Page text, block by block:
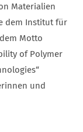
Materialien
dem Institut für
Motto
of Polymer
und